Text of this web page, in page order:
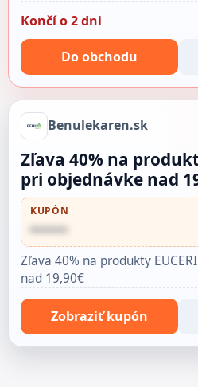
Končí o 2 dni
Do obchodu
Benulekaren.sk
Zľava 40% na
pri objednávke nad
KUPÓN
••••••
Zľava 40% na produkty
nad 19,90€
Zobraziť kupón